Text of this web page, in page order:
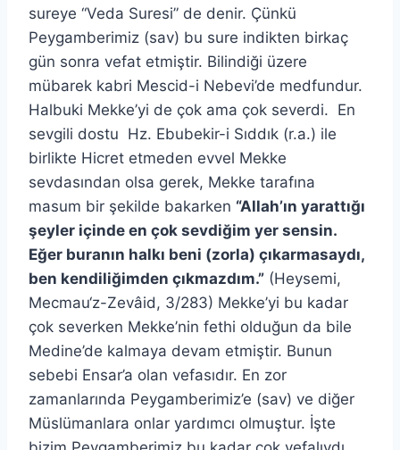
sureye “Veda Suresi” de denir. Çünkü
Peygamberimiz (sav) bu sure indikten birkaç
gün sonra vefat etmiştir. Bilindiği üzere
mübarek kabri Mescid-i Nebevi’de medfundur.
Halbuki Mekke’yi de çok ama çok severdi. En
sevgili dostu Hz. Ebubekir-i Sıddık (r.a.) ile
birlikte Hicret etmeden evvel Mekke
sevdasından olsa gerek, Mekke tarafına
masum bir şekilde bakarken “Allah’ın yarattığı
şeyler içinde en çok sevdiğim yer sensin.
Eğer buranın halkı beni (zorla) çıkarmasaydı,
ben kendiliğimden çıkmazdım.” (Heysemi,
Mecmau‘z-Zevâid, 3/283) Mekke’yi bu kadar
çok severken Mekke’nin fethi olduğun da bile
Medine’de kalmaya devam etmiştir. Bunun
sebebi Ensar’a olan vefasıdır. En zor
zamanlarında Peygamberimiz’e (sav) ve diğer
Müslümanlara onlar yardımcı olmuştur. İşte